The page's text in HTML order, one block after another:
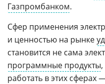
Газпромбанком.
Сфер применения
и ценностью на рынке
становится не сама
программные продукты
работать в этих сферах